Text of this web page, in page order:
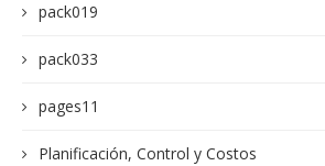
pack019
pack033
pages11
Planificación, Control y Costos